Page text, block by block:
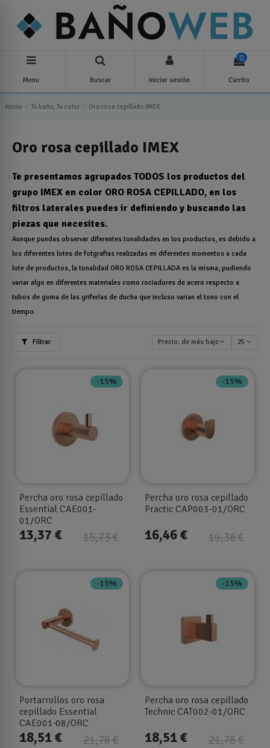
Menu Buscar Iniciar sesión
0
Carrito
Inicio Tu baño, Tu color Oro rosa cepillado IMEX
Oro rosa cepillado IMEX
Te presentamos agrupados TODOS los productos del
grupo IMEX en color ORO ROSA CEPILLADO, en los
filtros laterales puedes ir definiendo y buscando las
piezas que necesites.
Aunque puedas observar diferentes tonalidades en los productos, es debido a
los diferentes lotes de fotgrafias realizadas en diferentes momentos a cada
lote de productos, la tonalidad ORO ROSA CEPILLADA es la misma, pudiendo
variar algo en diferentes materiales como rociadores de acero respecto a
tubos de goma de las griferías de ducha que incluso varian el tono con el
tiempo.
Filtrar Precio: de más bajo a más alto
25
-15%
Percha oro rosa cepillado
Essential CAE001-
01/ORC
15,73 €
13,37 €
-15%
Percha oro rosa cepillado
Practic CAP003-01/ORC
19,36 €
16,46 €
-15%
Portarrollos oro rosa
cepillado Essential
CAE001-08/ORC
21,78 €
18,51 €
-15%
Percha oro rosa cepillado
Technic CAT002-01/ORC
21,78 €
18,51 €